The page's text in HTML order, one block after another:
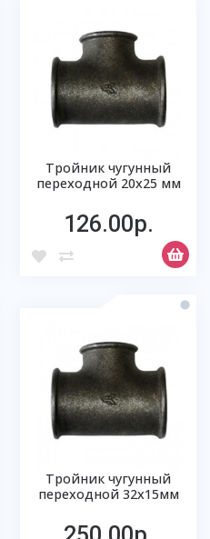
Тройник чугунный
переходной 20х25 мм
126.00р.
Тройник чугунный
переходной 32х15мм